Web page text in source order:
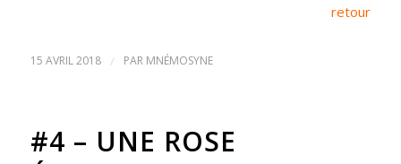
retour
15 AVRIL 2018 / PAR MNÉMOSYNE
#4 – UNE ROSE